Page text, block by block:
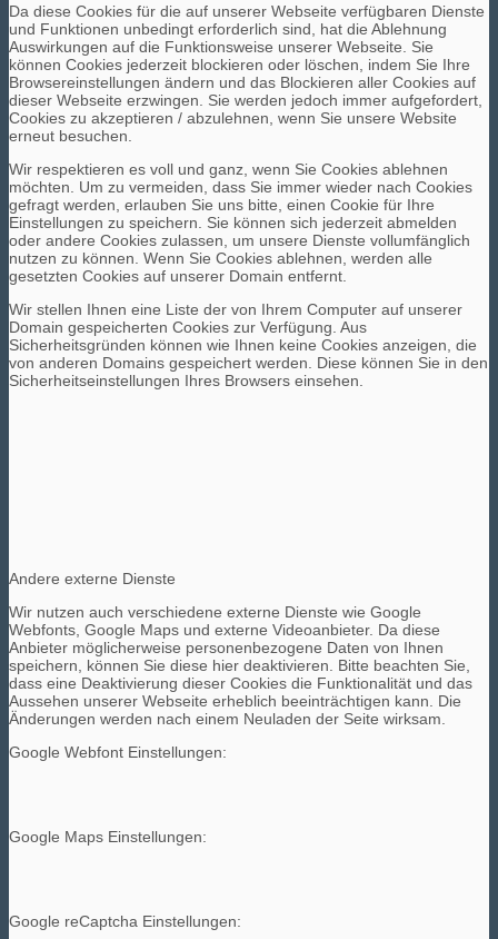
Da diese Cookies für die auf unserer Webseite verfügbaren Dienste
und Funktionen unbedingt erforderlich sind, hat die Ablehnung
Auswirkungen auf die Funktionsweise unserer Webseite. Sie
können Cookies jederzeit blockieren oder löschen, indem Sie Ihre
Browsereinstellungen ändern und das Blockieren aller Cookies auf
dieser Webseite erzwingen. Sie werden jedoch immer aufgefordert,
Cookies zu akzeptieren / abzulehnen, wenn Sie unsere Website
erneut besuchen.
Wir respektieren es voll und ganz, wenn Sie Cookies ablehnen
möchten. Um zu vermeiden, dass Sie immer wieder nach Cookies
gefragt werden, erlauben Sie uns bitte, einen Cookie für Ihre
Einstellungen zu speichern. Sie können sich jederzeit abmelden
oder andere Cookies zulassen, um unsere Dienste vollumfänglich
nutzen zu können. Wenn Sie Cookies ablehnen, werden alle
gesetzten Cookies auf unserer Domain entfernt.
Wir stellen Ihnen eine Liste der von Ihrem Computer auf unserer
Domain gespeicherten Cookies zur Verfügung. Aus
Sicherheitsgründen können wie Ihnen keine Cookies anzeigen, die
von anderen Domains gespeichert werden. Diese können Sie in den
Sicherheitseinstellungen Ihres Browsers einsehen.
Andere externe Dienste
Wir nutzen auch verschiedene externe Dienste wie Google
Webfonts, Google Maps und externe Videoanbieter. Da diese
Anbieter möglicherweise personenbezogene Daten von Ihnen
speichern, können Sie diese hier deaktivieren. Bitte beachten Sie,
dass eine Deaktivierung dieser Cookies die Funktionalität und das
Aussehen unserer Webseite erheblich beeinträchtigen kann. Die
Änderungen werden nach einem Neuladen der Seite wirksam.
Google Webfont Einstellungen:
Google Maps Einstellungen:
Google reCaptcha Einstellungen: